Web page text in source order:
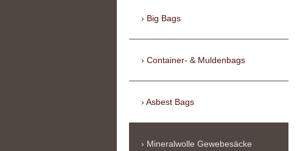
Big Bags
Container- & Muldenbags
Asbest Bags
Mineralwolle Gewebesäcke